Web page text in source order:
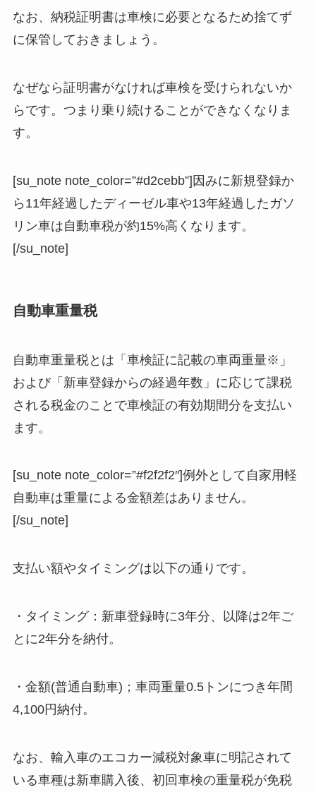
なお、納税証明書は車検に必要となるため捨てず
に保管しておきましょう。
なぜなら証明書がなければ車検を受けられないか
らです。つまり乗り続けることができなくなりま
す。
[su_note note_color=”#d2cebb”]因みに新規登録か
ら11年経過したディーゼル車や13年経過したガソ
リン車は自動車税が約15%高くなります。
[/su_note]
自動車重量税
自動車重量税とは「車検証に記載の車両重量※」
および「新車登録からの経過年数」に応じて課税
される税金のことで車検証の有効期間分を支払い
ます。
[su_note note_color=”#f2f2f2″]例外として自家用軽
自動車は重量による金額差はありません。
[/su_note]
支払い額やタイミングは以下の通りです。
・タイミング：新車登録時に3年分、以降は2年ご
とに2年分を納付。
・金額(普通自動車)；車両重量0.5トンにつき年間
4,100円納付。
なお、輸入車のエコカー減税対象車に明記されて
いる車種は新車購入後、初回車検の重量税が免税